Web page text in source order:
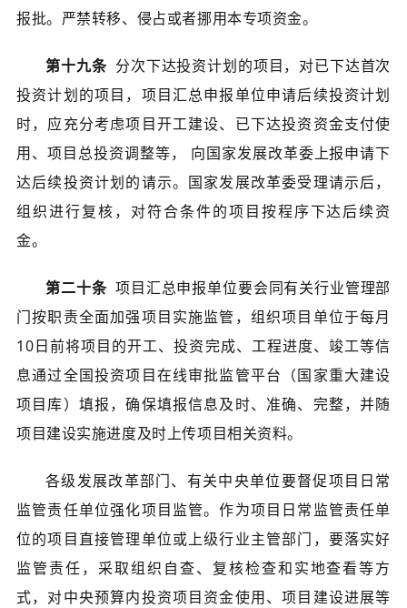
报批。严禁转移、侵占或者挪用本专项资金。
第十九条分次下达投资计划的项目，对已下达首次
投资计划的项目，项目汇总申报单位申请后续投资计划
时，应充分考虑项目开工建设、已下达投资资金支付使
用、项目总投资调整等， 向国家发展改革委上报申请下
达后续投资计划的请示。国家发展改革委受理请示后，
组织进行复核，对符合条件的项目按程序下达后续资
金。
第二十条项目汇总申报单位要会同有关行业管理部
门按职责全面加强项目实施监管，组织项目单位于每月
10日前将项目的开工、投资完成、工程进度、竣工等信
息通过全国投资项目在线审批监管平台（国家重大建设
项目库）填报，确保填报信息及时、准确、完整，并随
项目建设实施进度及时上传项目相关资料。
各级发展改革部门、有关中央单位要督促项目日常
监管责任单位强化项目监管。作为项目日常监管责任单
位的项目直接管理单位或上级行业主管部门，要落实好
监管责任，采取组织自查、复核检查和实地查看等方
式，对中央预算内投资项目资金使用、项目建设进展等